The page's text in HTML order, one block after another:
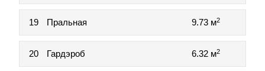
19 Пральная 9.73 м2
20 Гардэроб 6.32 м2